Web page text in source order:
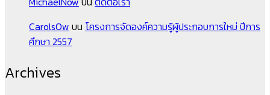
CarolsOw บน โครงการจัดองค์ความรู้ผู้ประกอบการใหม่ ปีการ
ศึกษา 2557
Archives